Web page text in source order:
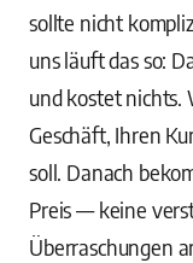
sollte nicht
uns läuft das so:
und kostet nichts.
Geschäft, Ihren
soll. Danach
Preis — keine
Überraschungen